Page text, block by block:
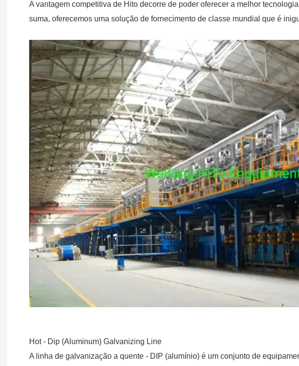
A vantagem competitiva de Hito decorre de poder oferecer a melhor
suma, oferecemos uma solução de fornecimento de classe mundial que é
Hot - Dip (Aluminum) Galvanizing Line
A linha de galvanização a quente - DIP (alumínio) é um conjunto de